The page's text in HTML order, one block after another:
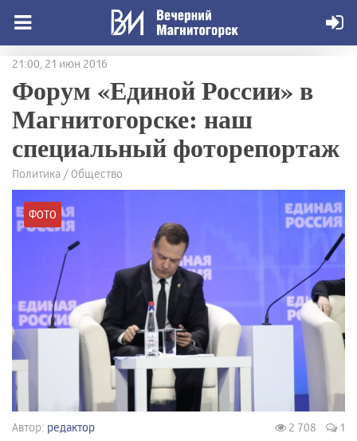
21:00, 21 июн 2016
Форум «Единой России» в
Магнитогорске: наш
специальный фоторепортаж
Политика / Общество
ФОТО
Автор: редактор 2 708 1